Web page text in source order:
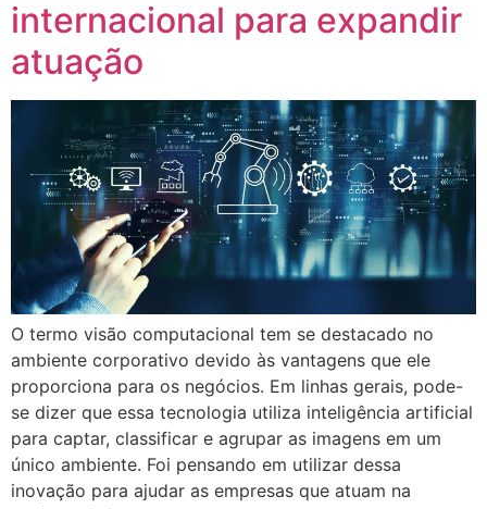
internacional para expandir
atuação
O termo visão computacional tem se destacado no
ambiente corporativo devido às vantagens que ele
proporciona para os negócios. Em linhas gerais, pode-
se dizer que essa tecnologia utiliza inteligência artificial
para captar, classificar e agrupar as imagens em um
único ambiente. Foi pensando em utilizar dessa
inovação para ajudar as empresas que atuam na